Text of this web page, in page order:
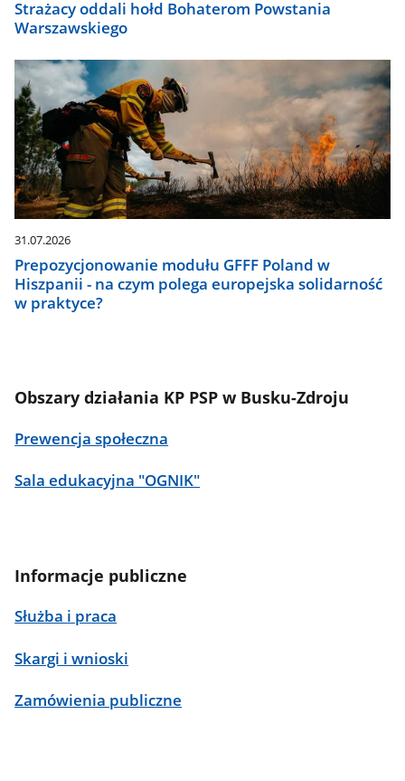
Strażacy oddali hołd Bohaterom Powstania
Warszawskiego
31.07.2026
Prepozycjonowanie modułu GFFF Poland w
Hiszpanii - na czym polega europejska solidarność
w praktyce?
Obszary działania KP PSP w Busku-Zdroju
Prewencja społeczna
Sala edukacyjna "OGNIK"
Informacje publiczne
Służba i praca
Skargi i wnioski
Zamówienia publiczne